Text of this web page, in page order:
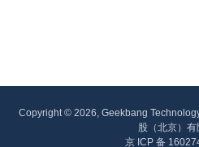
Copyright © 2026, Geekbang
股（北京）有
京 ICP 备